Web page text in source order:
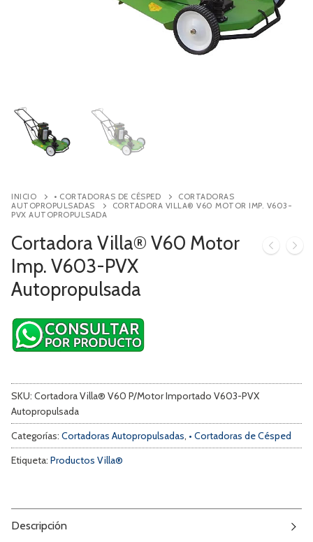
Contacto
INICIO • CORTADORAS DE CÉSPED
CORTADORAS
AUTOPROPULSADAS
CORTADORA VILLA® V60 MOTOR IMP. V603-
PVX AUTOPROPULSADA
Cortadora Villa® V60 Motor
Imp. V603-PVX
Autopropulsada
SKU: Cortadora Villa® V60 P/Motor Importado V603-PVX
Autopropulsada
Categorías: Cortadoras Autopropulsadas, • Cortadoras de Césped
Etiqueta: Productos Villa®
Descripción